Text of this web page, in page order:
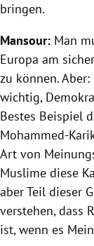
bringen.
Mansour: Man
Europa am
zu können.
wichtig,
Bestes Beispiel
Mohammed-
Art von
Muslime diese
aber Teil dieser
verstehen, dass
ist, wenn es